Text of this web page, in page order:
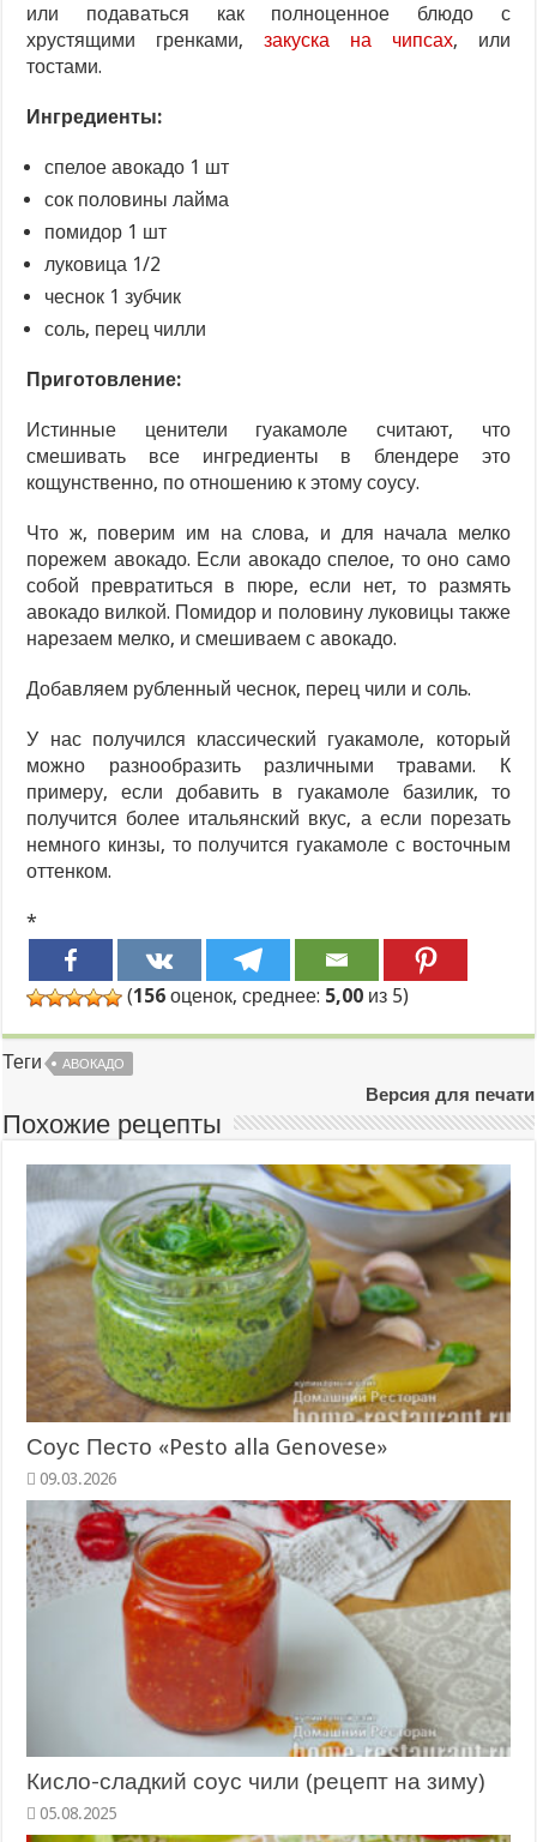
или подаваться как полноценное блюдо с
хрустящими гренками,закуска на чипсах, или
тостами.
Ингредиенты:
спелое авокадо 1 шт
сок половины лайма
помидор 1 шт
луковица 1/2
чеснок 1 зубчик
соль, перец чилли
Приготовление:
Истинные ценители гуакамоле считают, что
смешивать все ингредиенты в блендере это
кощунственно, по отношению к этому соусу.
Что ж, поверим им на слова, и для начала мелко
порежем авокадо. Если авокадо спелое, то оно само
собой превратиться в пюре, если нет, то размять
авокадо вилкой. Помидор и половину луковицы также
нарезаем мелко, и смешиваем с авокадо.
Добавляем рубленный чеснок, перец чили и соль.
У нас получился классический гуакамоле, который
можно разнообразить различными травами. К
примеру, если добавить в гуакамоле базилик, то
получится более итальянский вкус, а если порезать
немного кинзы, то получится гуакамоле с восточным
оттенком.
*
(156 оценок, среднее: 5,00 из 5)
Теги АВОКАДО
Версия для печати
Похожие рецепты
Соус Песто «Pesto alla Genovese»
09.03.2026
Кисло-сладкий соус чили (рецепт на зиму)
05.08.2025